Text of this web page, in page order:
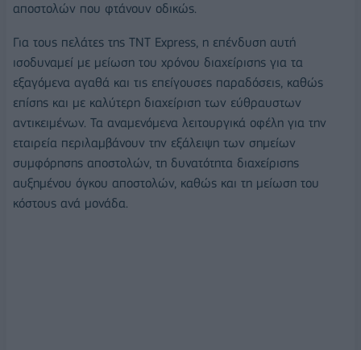
αποστολών που φτάνουν οδικώς.
Για τους πελάτες της ΤΝΤ Express, η επένδυση αυτή
ισοδυναμεί με μείωση του χρόνου διαχείρισης για τα
εξαγόμενα αγαθά και τις επείγουσες παραδόσεις, καθώς
επίσης και με καλύτερη διαχείριση των εύθραυστων
αντικειμένων. Τα αναμενόμενα λειτουργικά οφέλη για την
εταιρεία περιλαμβάνουν την εξάλειψη των σημείων
συμφόρησης αποστολών, τη δυνατότητα διαχείρισης
αυξημένου όγκου αποστολών, καθώς και τη μείωση του
κόστους ανά μονάδα.